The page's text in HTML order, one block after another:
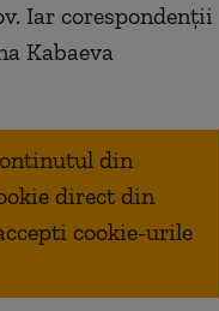
Iar corespondenții
Kabaeva
din
direct din
cookie-urile